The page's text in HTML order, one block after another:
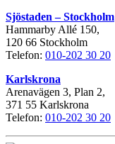
Sjöstaden – Stockholm
Hammarby Allé 150,
120 66 Stockholm
Telefon: 010-202 30 20
Karlskrona
Arenavägen 3, Plan 2,
371 55 Karlskrona
Telefon: 010-202 30 20